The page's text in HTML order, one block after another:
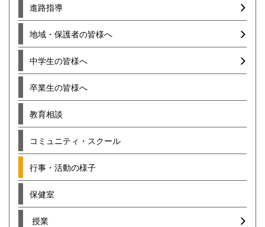
進路指導
地域・保護者の皆様へ
中学生の皆様へ
卒業生の皆様へ
教育相談
コミュニティ・スクール
行事・活動の様子
保健室
授業